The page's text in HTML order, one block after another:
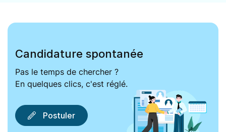
Candidature spontanée
Pas le temps de chercher ?
En quelques clics, c'est réglé.
Postuler